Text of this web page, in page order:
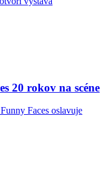
20 rokov na scéne
Faces oslavuje